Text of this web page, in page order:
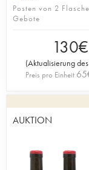
Posten von 2
Gebote
130€
(Aktualisierung des
Preis pro Einheit 65
AUKTION